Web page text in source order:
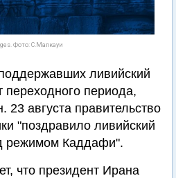
Фото: С.Малкауи
ливийский
периода,
23 августа правительство
"поздравило ливийский
режимом Каддафи".
что президент Ирана